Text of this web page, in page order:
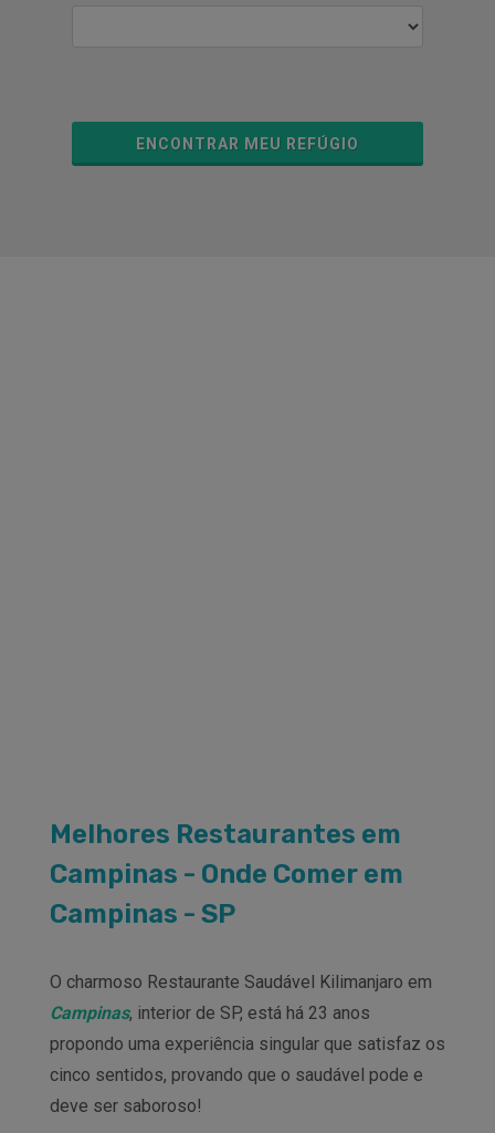
Melhores Restaurantes em
Campinas - Onde Comer em
Campinas - SP
O charmoso Restaurante Saudável Kilimanjaro em
Campinas, interior de SP, está há 23 anos
propondo uma experiência singular que satisfaz os
cinco sentidos, provando que o saudável pode e
deve ser saboroso!